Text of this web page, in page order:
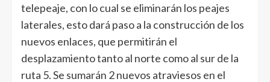
telepeaje, con lo cual se eliminarán los peajes
laterales, esto dará paso a la construcción de los
nuevos enlaces, que permitirán el
desplazamiento tanto al norte como al sur de la
ruta 5. Se sumarán 2 nuevos atraviesos en el